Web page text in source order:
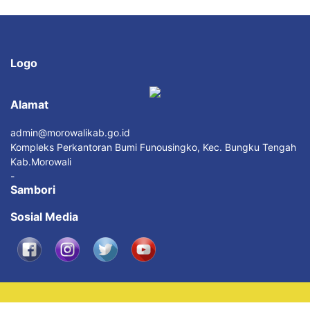
Logo
Alamat
admin@morowalikab.go.id
Kompleks Perkantoran Bumi Funousingko, Kec. Bungku Tengah
Kab.Morowali
-
Sambori
Sosial Media